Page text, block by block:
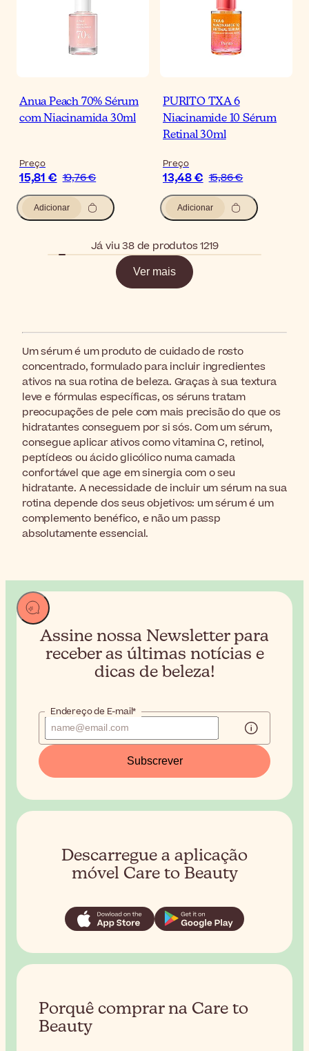
Anua Peach 70% Sérum
com Niacinamida 30ml
Preço
15,81 € 19,76 €
Adicionar
PURITO TXA 6
Niacinamide 10 Sérum
Retinal 30ml
Preço
13,48 € 15,86 €
Adicionar
Já viu 38 de produtos 1219
Ver mais
Um sérum é um produto de cuidado de rosto
concentrado, formulado para incluir ingredientes
ativos na sua rotina de beleza. Graças à sua textura
leve e fórmulas específicas, os séruns tratam
preocupações de pele com mais precisão do que os
hidratantes conseguem por si sós. Com um sérum,
consegue aplicar ativos como vitamina C, retinol,
peptídeos ou ácido glicólico numa camada
confortável que age em sinergia com o seu
hidratante. A necessidade de incluir um sérum na sua
rotina depende dos seus objetivos: um sérum é um
complemento benéfico, e não um passp
absolutamente essencial.
Assine nossa Newsletter para
receber as últimas notícias e
dicas de beleza!
Endereço de E-mail*
Subscrever
Descarregue a aplicação
móvel Care to Beauty
Porquê comprar na Care to
Beauty